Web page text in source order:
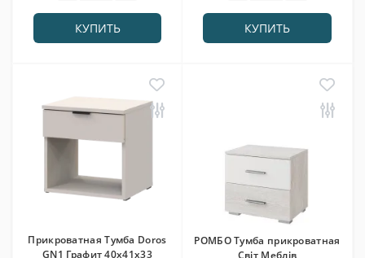
КУПИТЬ КУПИТЬ
Прикроватная Тумба Doros
GN1 Графит 40х41х33
РОМБО Тумба прикроватная
Світ Меблів